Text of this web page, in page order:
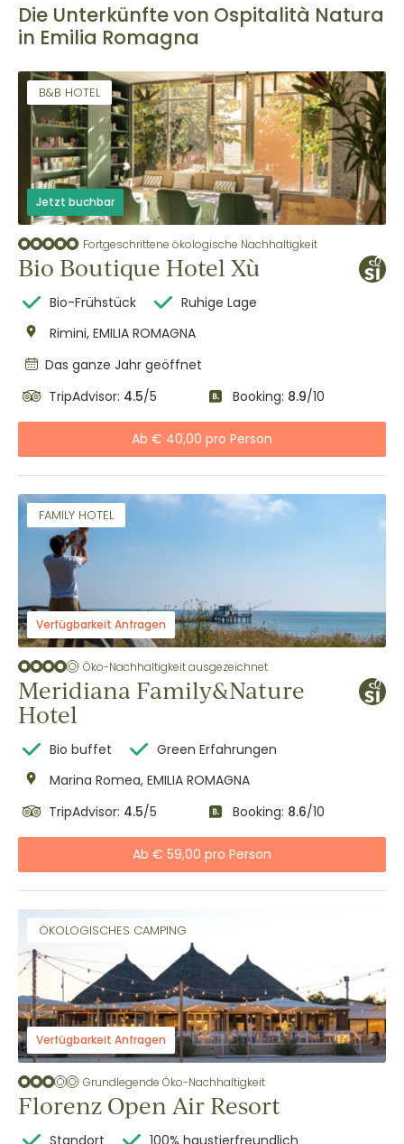
Die Unterkünfte von Ospitalità Natura
in Emilia Romagna
B&B HOTEL
Jetzt buchbar
Fortgeschrittene ökologische Nachhaltigkeit
Bio Boutique Hotel Xù
Bio-Frühstück
Ruhige Lage
Rimini, EMILIA ROMAGNA
Das ganze Jahr geöffnet
TripAdvisor: 4.5/5 Booking: 8.9/10
Ab € 40,00 pro Person
FAMILY HOTEL
Verfügbarkeit Anfragen
Öko-Nachhaltigkeit ausgezeichnet
Meridiana Family&Nature
Hotel
Bio buffet
Green Erfahrungen
Marina Romea, EMILIA ROMAGNA
TripAdvisor: 4.5/5 Booking: 8.6/10
Ab € 59,00 pro Person
ÖKOLOGISCHES CAMPING
Verfügbarkeit Anfragen
Grundlegende Öko-Nachhaltigkeit
Florenz Open Air Resort
Standort 100% haustierfreundlich